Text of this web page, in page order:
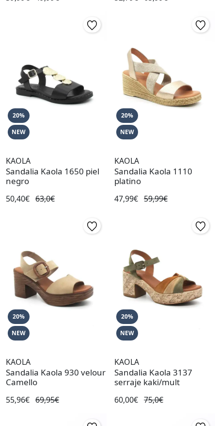
20%
NEW
KAOLA
Sandalia Kaola 1650 piel
negro
50,40€ 63,0€
20%
NEW
KAOLA
Sandalia Kaola 1110
platino
47,99€ 59,99€
20%
NEW
KAOLA
Sandalia Kaola 930 velour
Camello
55,96€ 69,95€
20%
NEW
KAOLA
Sandalia Kaola 3137
serraje kaki/mult
60,00€ 75,0€